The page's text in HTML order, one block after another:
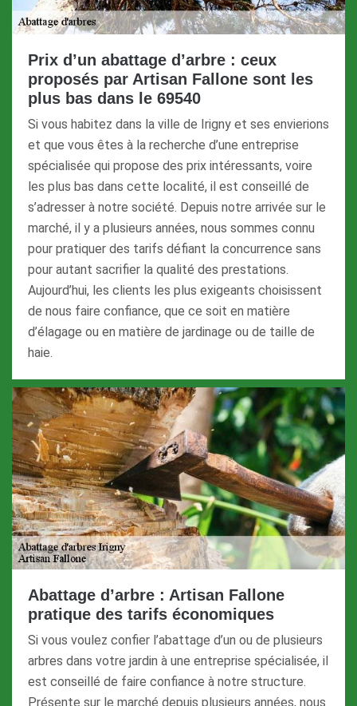
Prix d’un abattage d’arbre : ceux
proposés par Artisan Fallone sont les
plus bas dans le 69540
Si vous habitez dans la ville de Irigny et ses envierions
et que vous êtes à la recherche d’une entreprise
spécialisée qui propose des prix intéressants, voire
les plus bas dans cette localité, il est conseillé de
s’adresser à notre société. Depuis notre arrivée sur le
marché, il y a plusieurs années, nous sommes connu
pour pratiquer des tarifs défiant la concurrence sans
pour autant sacrifier la qualité des prestations.
Aujourd’hui, les clients les plus exigeants choisissent
de nous faire confiance, que ce soit en matière
d’élagage ou en matière de jardinage ou de taille de
haie.
Abattage d’arbre : Artisan Fallone
pratique des tarifs économiques
Si vous voulez confier l’abattage d’un ou de plusieurs
arbres dans votre jardin à une entreprise spécialisée, il
est conseillé de faire confiance à notre structure.
Présente sur le marché depuis plusieurs années, nous